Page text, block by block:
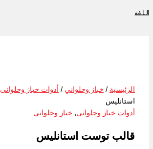
الـلـغة
الرئيسية /خباز وحلواني / أدوات خباز وحلوانى
استانليس
أدوات خباز وحلوانى,خباز وحلواني
قالب توست استانليس